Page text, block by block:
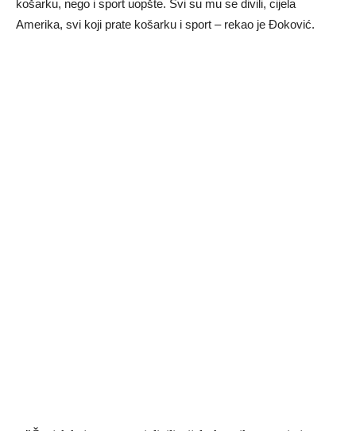
košarku, nego i sport uopšte. Svi su mu se divili, cijela
Amerika, svi koji prate košarku i sport – rekao je Đoković.